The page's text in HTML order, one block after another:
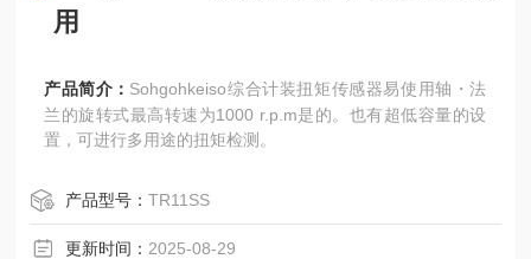
用
产品简介： Sohgohkeiso综合计装扭矩传感器易使用轴・法
兰的旋转式最高转速为1000 r.p.m是的。也有超低容量的设
置，可进行多用途的扭矩检测。
产品型号：TR11SS
更新时间： 2025-08-29